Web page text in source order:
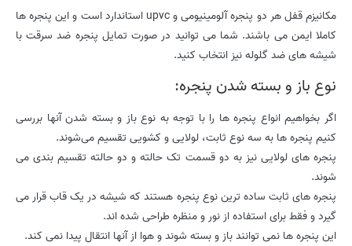
مکانیزم قفل هر دو پنجره آلومینیومی و upvc استاندارد است و این پنجره ها
کاملا ایمن می باشند. شما می توانید در صورت تمایل پنجره ضد سرقت با
شیشه های ضد گلوله نیز انتخاب کنید.
نوع باز و بسته شدن پنجره:
اگر بخواهیم انواع پنجره ها را با توجه به نوع باز و بسته شدن آنها بررسی
کنیم پنجره ها به سه نوع ثابت، لولایی و کشویی تقسیم می‌شوند.
پنجره های لولایی نیز به دو قسمت تک حالته و دو حالته تقسیم بندی می
شوند.
پنجره های ثابت ساده ترین نوع پنجره هستند که شیشه در یک قاب قرار می
گیرد و فقط برای استفاده از نور و منظره طراحی شده اند.
این پنجره ها نمی توانند باز و بسته شوند و هوا از آنها انتقال پیدا نمی کند.